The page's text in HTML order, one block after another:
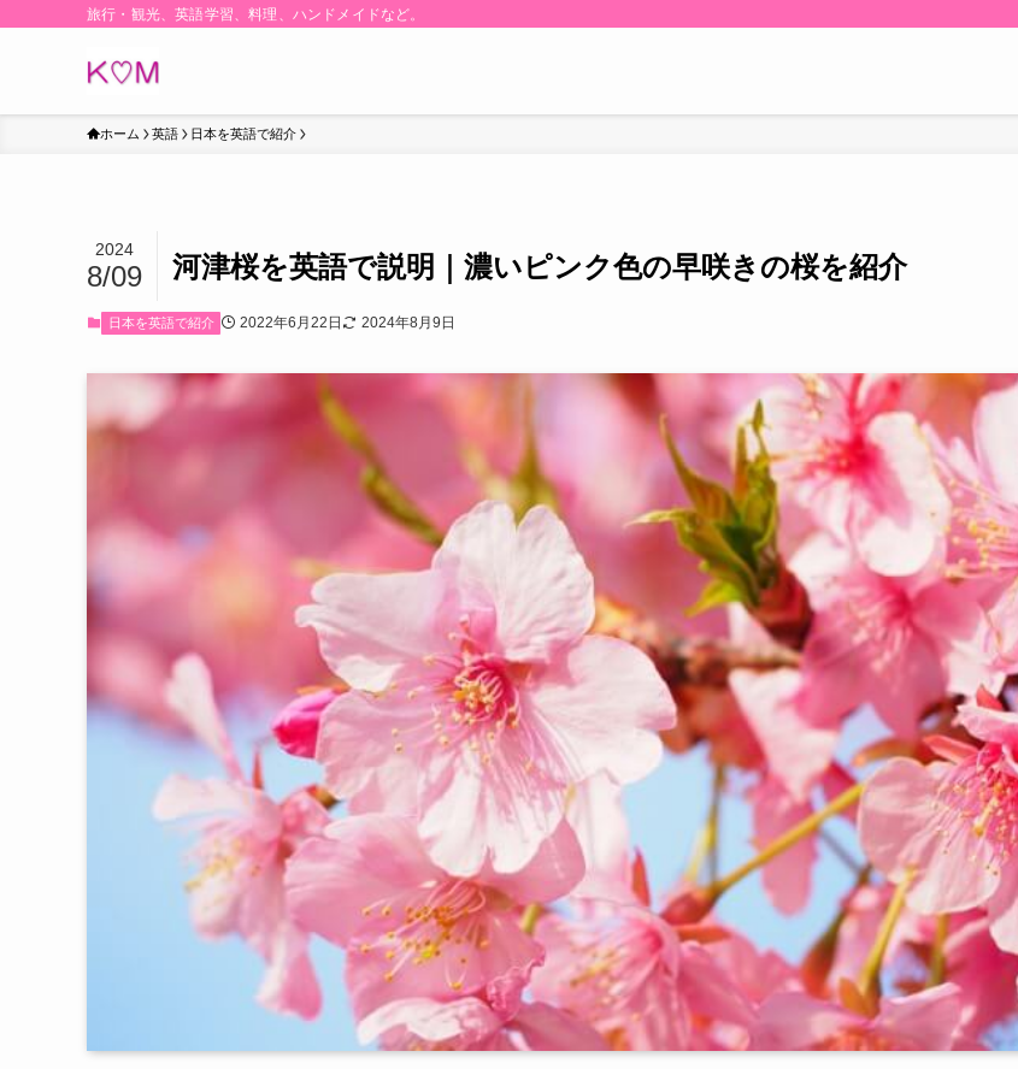
旅行・観光、英語学習、料理、ハンドメイドなど。
ホーム 英語 日本を英語で紹介
河津桜を英語で説明｜濃いピンク色の早咲きの桜を紹介
2024
8/09
日本を英語で紹介 2022年6月22日 2024年8月9日